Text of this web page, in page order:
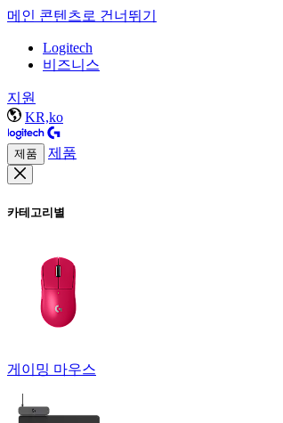
메인 콘텐츠로 건너뛰기
Logitech
비즈니스
지원
KR,ko
제품 제품
카테고리별
게이밍 마우스